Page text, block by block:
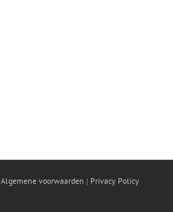
Algemene voorwaarden | Privacy Policy